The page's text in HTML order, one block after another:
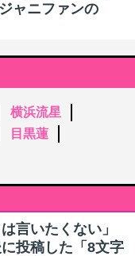
ャニファンの
横浜流星
目黒蓮
言いたくない」
投稿した「8文字